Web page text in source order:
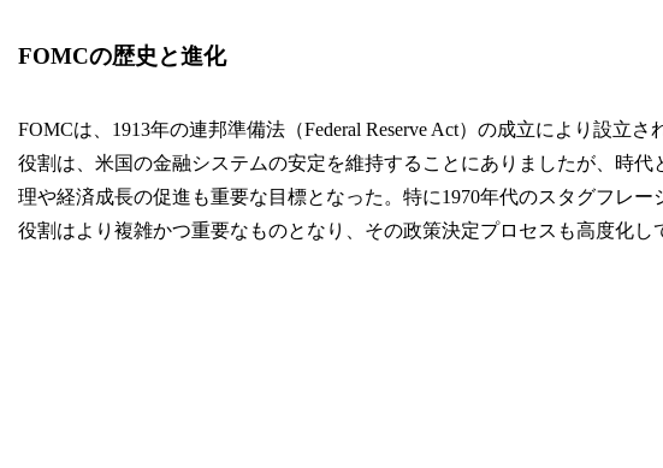
FOMCの歴史と進化
FOMCは、1913年の連邦準備法（Federal Reserve Act）の成立により設立
役割は、米国の金融システムの安定を維持することにありましたが、時
理や経済成長の促進も重要な目標となった。特に1970年代のスタグフレ
役割はより複雑かつ重要なものとなり、その政策決定プロセスも高度化し